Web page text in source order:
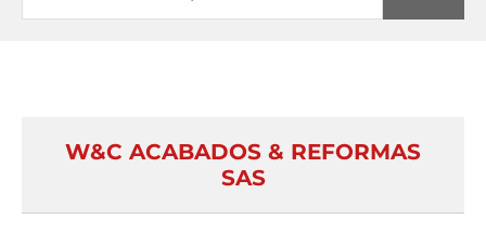
W&C ACABADOS & REFORMAS
SAS